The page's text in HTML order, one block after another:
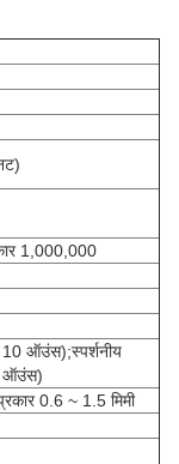
1,000,000
ऑउंस);स्पर्शनीय
ऑउंस)
0.6 ~ 1.5 मिमी